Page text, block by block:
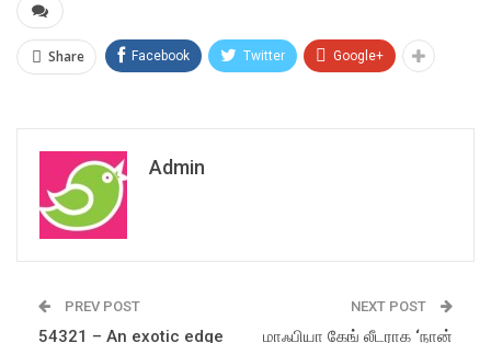
Share Facebook Twitter Google+
Admin
PREV POST
54321 – An exotic edge
NEXT POST
மாஃபியா கேங் லீடராக ‘நான்